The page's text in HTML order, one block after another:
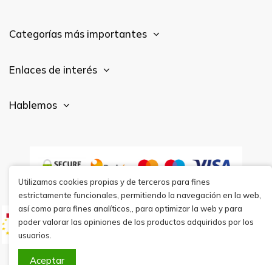
Categorías más importantes
Enlaces de interés
Hablemos
Utilizamos cookies propias y de terceros para fines
estrictamente funcionales, permitiendo la navegación en la web,
así como para fines analíticos,, para optimizar la web y para
poder valorar las opiniones de los productos adquiridos por los
usuarios.
Aceptar